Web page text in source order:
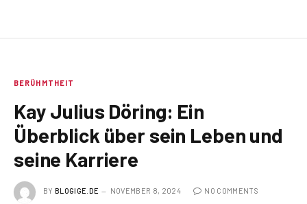
BERÜHMTHEIT
Kay Julius Döring: Ein
Überblick über sein Leben und
seine Karriere
BY BLOGIGE.DE NOVEMBER 8, 2024 NO COMMENTS